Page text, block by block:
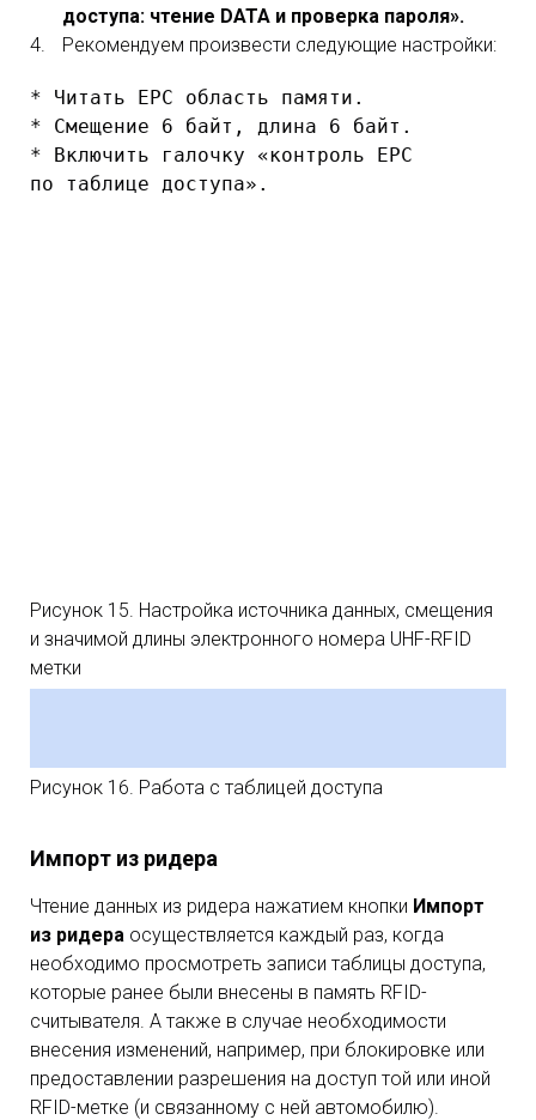
доступа: чтение DATA и проверка пароля».
Рекомендуем произвести следующие настройки:
* Читать EPC область памяти.
* Смещение 6 байт, длина 6 байт.
* Включить галочку «контроль EPC
по таблице доступа».
Рисунок 15. Настройка источника данных, смещения
и значимой длины электронного номера UHF-RFID
метки
Рисунок 16. Работа с таблицей доступа
Импорт из ридера
Чтение данных из ридера нажатием кнопки Импорт
из ридера осуществляется каждый раз, когда
необходимо просмотреть записи таблицы доступа,
которые ранее были внесены в память RFID-
считывателя. А также в случае необходимости
внесения изменений, например, при блокировке или
предоставлении разрешения на доступ той или иной
RFID-метке (и связанному с ней автомобилю).